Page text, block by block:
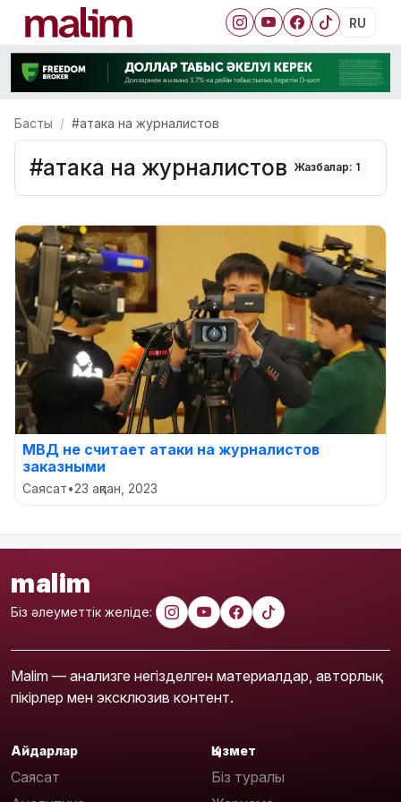
RU
Басты #атака на журналистов
#атака на журналистов Жазбалар: 1
МВД не считает атаки на журналистов
заказными
Саясат•23 ақпан, 2023
malim
Біз әлеуметтік желіде:
Malim — анализге негізделген материалдар, авторлық
пікірлер мен эксклюзив контент.
Айдарлар
Саясат
Қызмет
Біз туралы